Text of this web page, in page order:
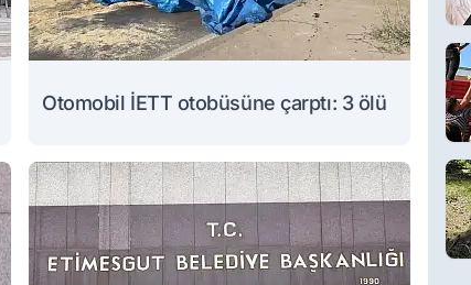
Otomobil İETT otobüsüne çarptı: 3 ölü